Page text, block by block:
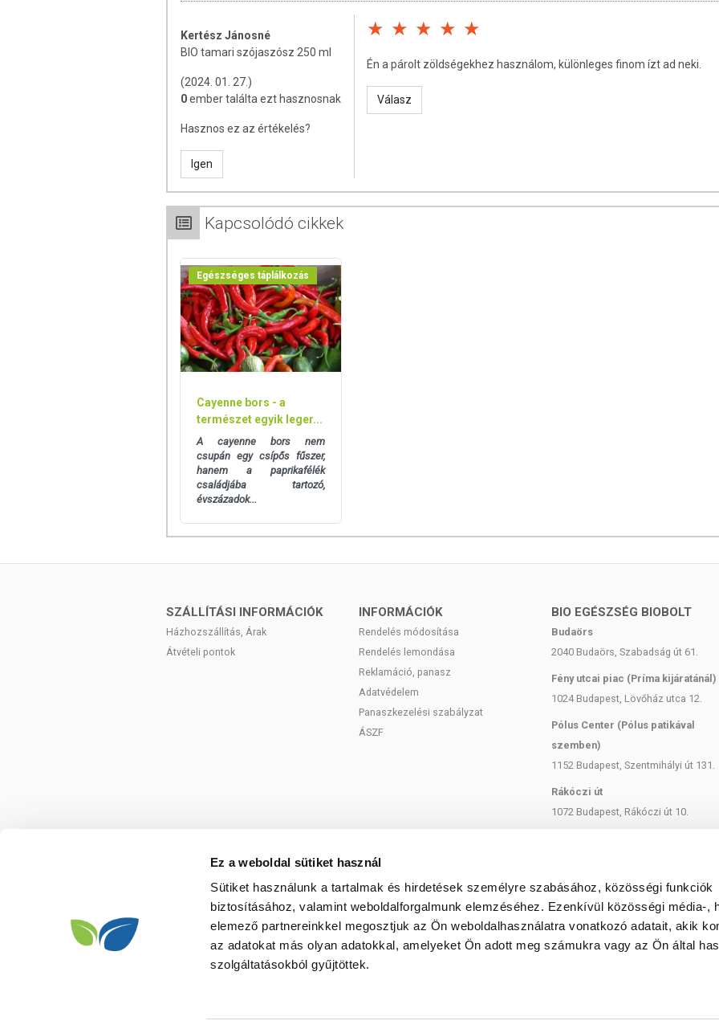
Ez a weboldal sütiket használ
Sütiket használunk a tartalmak és hirdetések személyre szabásához, közösségi funkciók
biztosításához, valamint weboldalforgalmunk elemzéséhez. Ezenkívül közösségi média-,
elemező partnereinkkel megosztjuk az Ön weboldalhasználatra vonatkozó adatait, akik
az adatokat más olyan adatokkal, amelyeket Ön adott meg számukra vagy az Ön által
szolgáltatásokból gyűjtöttek.
Kertész Jánosné
BIO tamari szójaszósz 250 ml
(2024. 01. 27.)
0ember találta ezt hasznosnak
Hasznos ez az értékelés?
Igen
Én a párolt zöldségekhez használom, különleges finom ízt ad neki.
Válasz
Kapcsolódó cikkek
Egészséges táplálkozás
Cayenne bors - a
természet egyik leger...
A cayenne bors nem
csupán egy csípős fűszer,
hanem a paprikafélék
családjába tartozó,
évszázadok...
SZÁLLÍTÁSI INFORMÁCIÓK
Házhozszállítás, Árak
Átvételi pontok
INFORMÁCIÓK
Rendelés módosítása
Rendelés lemondása
Reklamáció, panasz
Adatvédelem
Panaszkezelési szabályzat
ÁSZF
BIO EGÉSZSÉG BIOBOLT
Budaörs
2040 Budaörs, Szabadság út 61.
Fény utcai piac (Príma kijáratánál)
1024 Budapest, Lövőház utca 12.
Pólus Center (Pólus patikával
szemben)
1152 Budapest, Szentmihályi út 131.
Rákóczi út
1072 Budapest, Rákóczi út 10.
Bartók Béla
1114 Budapest, Bartók Béla út 71.